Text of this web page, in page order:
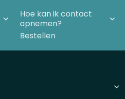
Hoe kan ik contact
opnemen?
Bestellen